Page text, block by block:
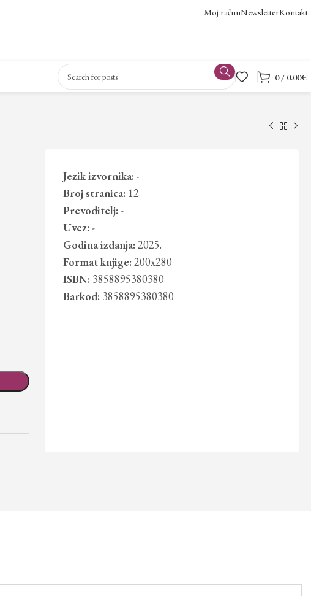
Moj računNewsletterKontakt
0/ 0.00€
Jezik izvornika: -
Broj stranica: 12
Prevoditelj: -
Uvez: -
Godina izdanja: 2025.
Format knjige: 200x280
ISBN: 3858895380380
Barkod: 3858895380380